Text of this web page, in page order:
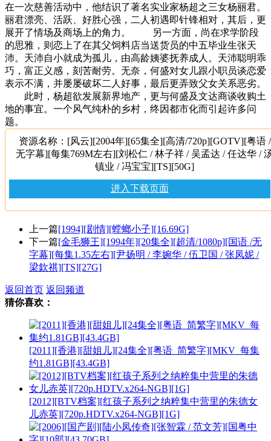
在一次慈善活动中，他结识了著名实业家杨超之三女杨丽君。
丽君漂亮、活跃、好胜心强，二人初遇即针锋相对，其后，更
展开了情场及商场上的角力。 另一方面，尚在求学阶段
的思雅，则恋上了在其父饲料店当送货员的中五毕业生张天
沛。天沛自小就成为孤儿，由高龄姨婆抚养成人。天沛聪明乖
巧，富正义感，刻苦耐劳。无奈，何盛对女儿跟小职员谈恋爱
表示不满，并屡屡破坏二人好事，最后更弄致父女关系恶劣。
此时，杨超欲发展新界地产，更与何盛及文达商谈收购土
地的事宜。一个风气纯朴的乡村，终因都市化而引起许多问
题。
资源名称：[风云][2004年][65集全][高清/720p][GOTV][粤语 /
无字幕][每集769M左右][刘松仁 / 林子祥 / 吴孟达 / 任达华 /
镇业 / 冯宝宝][TS][50G]
进入下载页面
上一篇[1994][剧情][螳螂小子][16.69G]
下一篇[金毛狮王][1994年][20集全][超清/1080p][国语 /无
字幕][每集1.35左右][尹扬明 / 李婉华 / 伍卫国 / 张凤妮 /
梁欽祺][TS][27G]
返回首页 返回频道
猜你喜欢：
[2011][香港][甜姐儿][24集全][粤语_简繁字][MKV_每集
约1.81GB][43.4GB]
[2012][BTV档案][红孩子系列之纳粹集中营里的朱德女
儿赤英][720p.HDTV.x264-NGB][1G]